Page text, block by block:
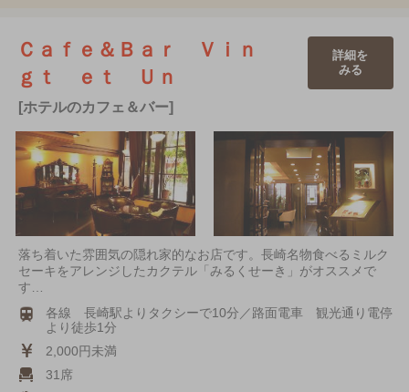
Ｃａｆｅ＆Ｂａｒ Ｖｉｎ
ｇｔ ｅｔ Ｕｎ
[ホテルのカフェ＆バー]
詳細を
みる
落ち着いた雰囲気の隠れ家的なお店です。長崎名物食べるミルク
セーキをアレンジしたカクテル「みるくせーき」がオススメで
す…
各線 長崎駅よりタクシーで10分／路面電車 観光通り電停
より徒歩1分
2,000円未満
31席